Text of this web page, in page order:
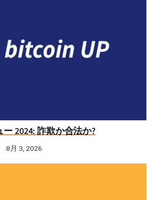
2024: 詐欺か合法か?
8月 3, 2026